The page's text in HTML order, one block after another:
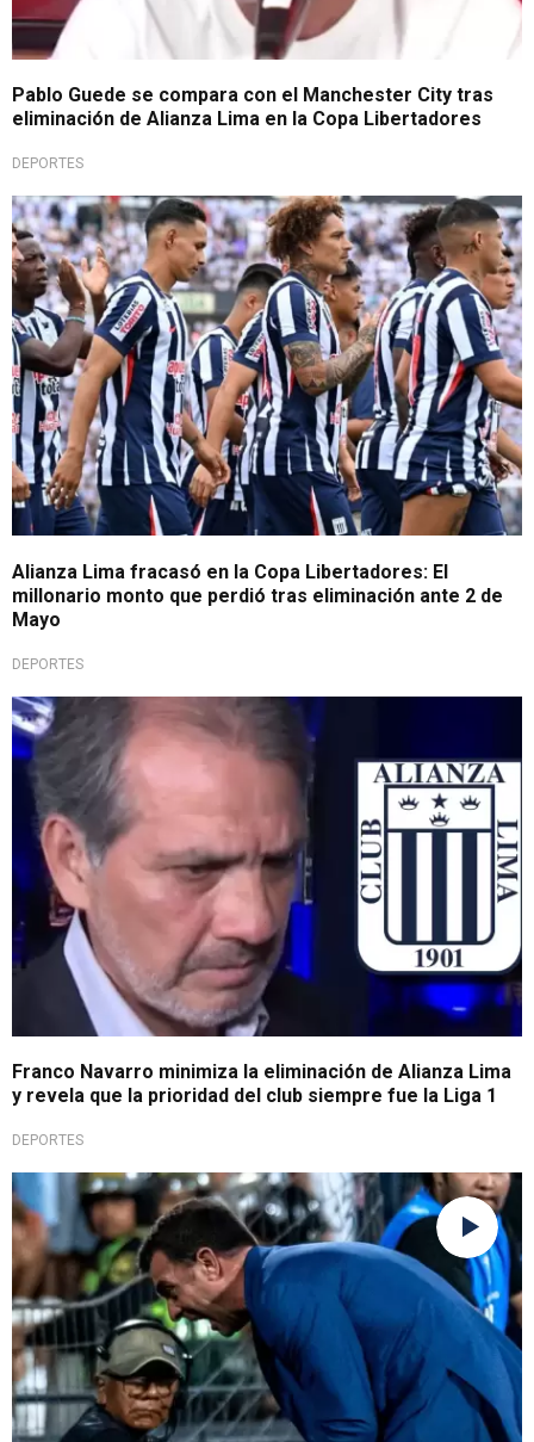
Pablo Guede se compara con el Manchester City tras
eliminación de Alianza Lima en la Copa Libertadores
DEPORTES
Todo mal
Alianza Lima fracasó en la Copa Libertadores: El
millonario monto que perdió tras eliminación ante 2 de
Mayo
DEPORTES
Directo
Franco Navarro minimiza la eliminación de Alianza Lima
y revela que la prioridad del club siempre fue la Liga 1
DEPORTES
Explotaron